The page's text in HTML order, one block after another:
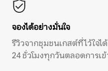
จองได้อย่างมั่นใจ
รีวิวจากชุมชนเกสต์ที่ไว้ใจ
24 ชั่วโมงทุกวันตลอดการเ